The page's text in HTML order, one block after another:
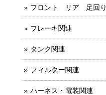
フロント リア 足回り
ブレーキ関連
タンク関連
フィルター関連
ハーネス・電装関連